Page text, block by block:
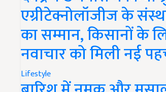
एग्रीटेक्नोलॉजीज के
का सम्मान, किसानों के
नवाचार को मिली नई
Lifestyle